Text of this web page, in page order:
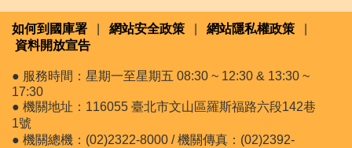
如何到國庫署 網站安全政策 網站隱私權政策
資料開放宣告
● 服務時間：星期一至星期五 08:30 ~ 12:30 & 13:30 ~
17:30
● 機關地址：116055 臺北市文山區羅斯福路六段142巷
1號
● 機關總機：(02)2322-8000 / 機關傳真：(02)2392-